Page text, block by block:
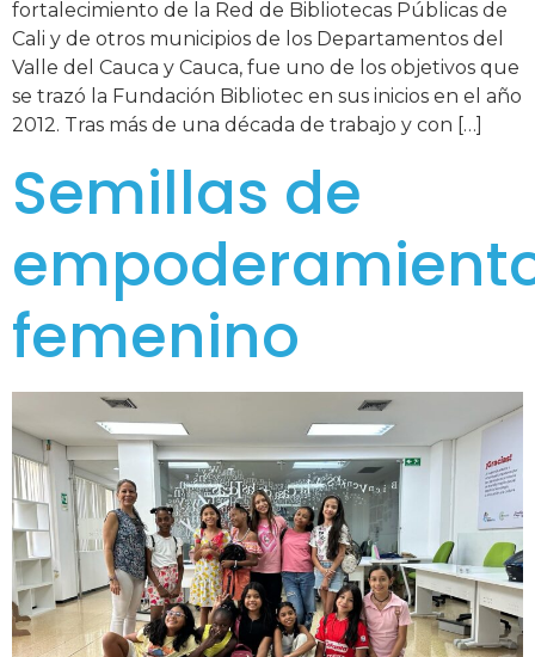
fortalecimiento de la Red de Bibliotecas Públicas de
Cali y de otros municipios de los Departamentos del
Valle del Cauca y Cauca, fue uno de los objetivos que
se trazó la Fundación Bibliotec en sus inicios en el año
2012. Tras más de una década de trabajo y con […]
Semillas de
femenino